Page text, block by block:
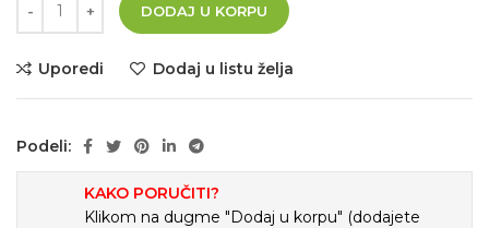
DODAJ U KORPU
Uporedi Dodaj u listu želja
Podeli:
KAKO PORUČITI?
Klikom na dugme "Dodaj u korpu" (dodajete